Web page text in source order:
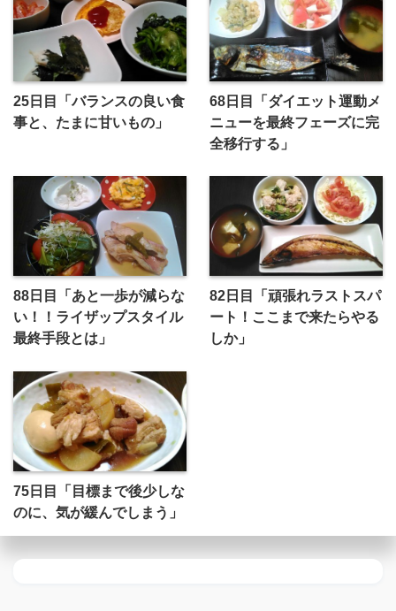
25日目「バランスの良い食
事と、たまに甘いもの」
68日目「ダイエット運動メ
ニューを最終フェーズに完
全移行する」
88日目「あと一歩が減らな
い！！ライザップスタイル
最終手段とは」
82日目「頑張れラストスパ
ート！ここまで来たらやる
しか」
75日目「目標まで後少しな
のに、気が緩んでしまう」